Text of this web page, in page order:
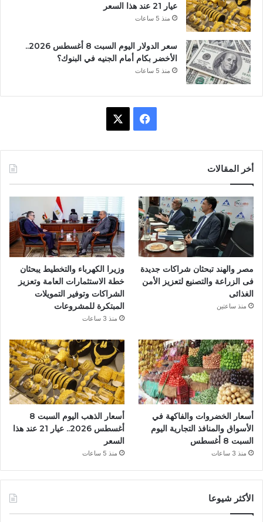
عيار 21 عند هذا السعر
منذ 5 ساعات
سعر الدولار اليوم السبت 8 أغسطس 2026..
الأخضر بكام أمام الجنيه في البنوك؟
منذ 5 ساعات
و
ك
أخر المقالات
مصر والهند تبحثان شراكات جديدة
فى الزراعة والتصنيع لتعزيز الأمن
الغذائى
منذ ساعتين
وزيرا الكهرباء والتخطيط يبحثان
خطة الاستثمارات العامة وتعزيز
الشراكات وتوفير التمويلات
المبتكرة للمشروعات
منذ 3 ساعات
أسعار الخضروات والفاكهة في
الأسواق والمنافذ التجارية اليوم
السبت 8 أغسطس
منذ 3 ساعات
أسعار الذهب اليوم السبت 8
أغسطس 2026.. عيار 21 عند هذا
السعر
منذ 5 ساعات
الأكثر شيوعا